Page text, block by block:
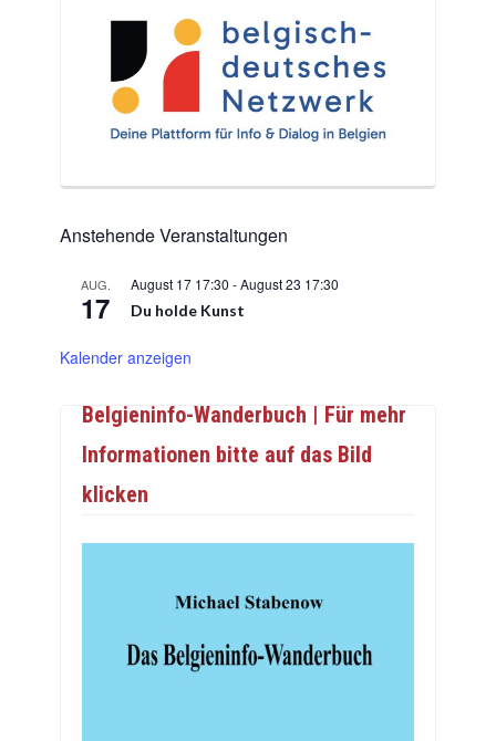
Anstehende Veranstaltungen
AUG.
17
August 17 17:30 -August 23 17:30
Du holde Kunst
Kalender anzeigen
Belgieninfo-Wanderbuch | Für mehr
Informationen bitte auf das Bild
klicken